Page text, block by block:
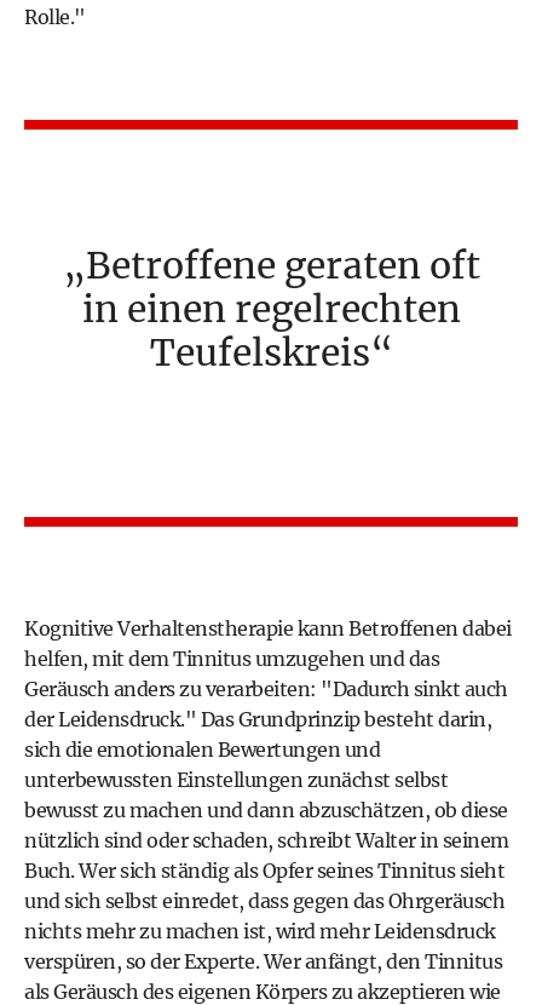
Rolle."
Betroffene geraten oft
in einen regelrechten
Teufelskreis
Kognitive Verhaltenstherapie kann Betroffenen dabei
helfen, mit dem Tinnitus umzugehen und das
Geräusch anders zu verarbeiten: "Dadurch sinkt auch
der Leidensdruck." Das Grundprinzip besteht darin,
sich die emotionalen Bewertungen und
unterbewussten Einstellungen zunächst selbst
bewusst zu machen und dann abzuschätzen, ob diese
nützlich sind oder schaden, schreibt Walter in seinem
Buch. Wer sich ständig als Opfer seines Tinnitus sieht
und sich selbst einredet, dass gegen das Ohrgeräusch
nichts mehr zu machen ist, wird mehr Leidensdruck
verspüren, so der Experte. Wer anfängt, den Tinnitus
als Geräusch des eigenen Körpers zu akzeptieren wie